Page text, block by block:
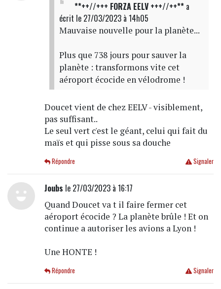
**++//+++ FORZA EELV +++//++**a
écrit le 27/03/2023 à 14h05
Mauvaise nouvelle pour la planète...
Plus que 738 jours pour sauver la
planète : transformons vite cet
aéroport écocide en vélodrome !
Doucet vient de chez EELV - visiblement,
pas suffisant..
Le seul vert c'est le géant, celui qui fait du
maïs et qui pisse sous sa douche
Signaler
Répondre
Joubs le 27/03/2023 à 16:17
Quand Doucet va t il faire fermer cet
aéroport écocide ? La planète brûle ! Et on
continue a autoriser les avions a Lyon !
Une HONTE !
Signaler
Répondre